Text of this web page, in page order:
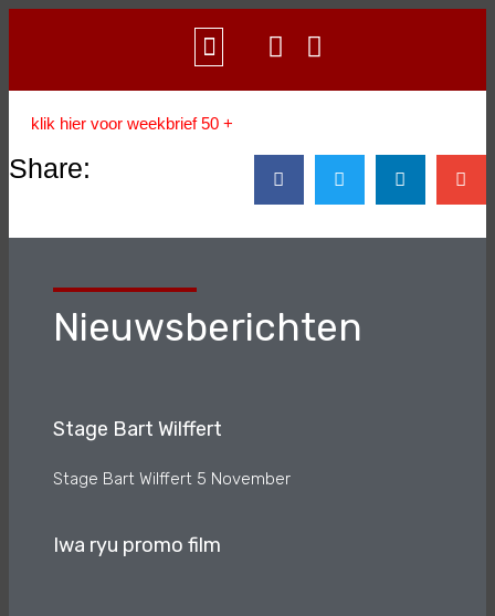
klik hier voor weekbrief 50 +
Share:
Nieuwsberichten
Stage Bart Wilffert
Stage Bart Wilffert 5 November
Iwa ryu promo film